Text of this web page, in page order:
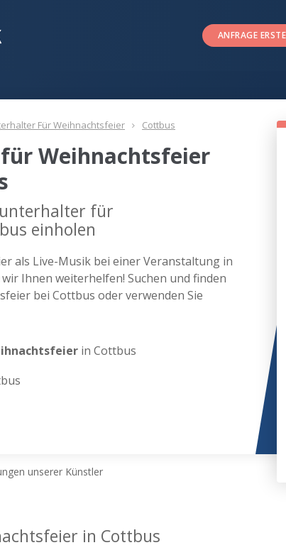
ANFRAGE
Für Weihnachtsfeier Cottbus
Weihnachtsfeier
für
einholen
als Live-Musik bei einer Veranstaltung in
Ihnen weiterhelfen! Suchen und finden
bei Cottbus oder verwenden Sie
in Cottbus
unserer Künstler
in Cottbus